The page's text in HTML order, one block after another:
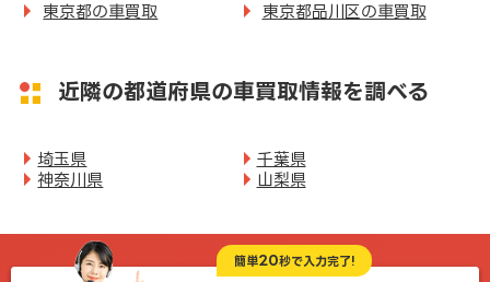
東京都の車買取 東京都品川区の車買取
近隣の都道府県の車買取情報を調べる
埼玉県
千葉県
神奈川県
山梨県
簡単20秒で入力完了!